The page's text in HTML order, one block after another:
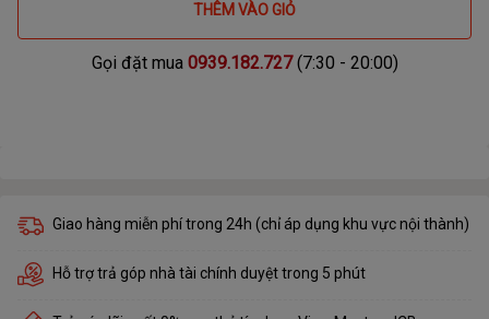
THÊM VÀO GIỎ
Gọi đặt mua 0939.182.727(7:30 - 20:00)
Giao hàng miễn phí trong 24h (chỉ áp dụng khu vực nội thành)
Hỗ trợ trả góp nhà tài chính duyệt trong 5 phút